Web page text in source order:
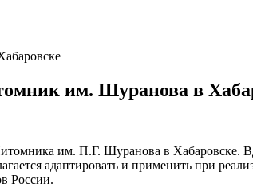
им. Шуранова в
им. П.Г. Шуранова в Хабаровске.
адаптировать и применить при
России.